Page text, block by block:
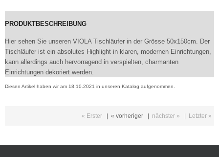
PRODUKTBESCHREIBUNG
Hier sehen Sie unseren VIOLA Tischläufer in der Grösse 50x150cm. Der
Tischläufer ist ein absolutes Highlight in klaren, modernen Einrichtungen,
kann allerdings auch hervorragend in verspielten, charmanten
Einrichtungen dekoriert werden.
Diesen Artikel haben wir am 18.10.2021 in unseren Katalog aufgenommen.
« Erster « vorheriger nächster » Letzter »